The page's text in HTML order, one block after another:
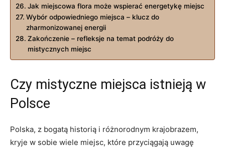
Jak miejscowa flora może ⁢wspierać energetykę miejsc
Wybór odpowiedniego miejsca – klucz do
zharmonizowanej energii
Zakończenie – refleksje ‌na⁤ temat podróży do
mistycznych miejsc
Czy mistyczne miejsca istnieją w
Polsce
Polska, z bogatą historią i różnorodnym krajobrazem,
kryje w ​sobie wiele miejsc, które przyciągają uwagę